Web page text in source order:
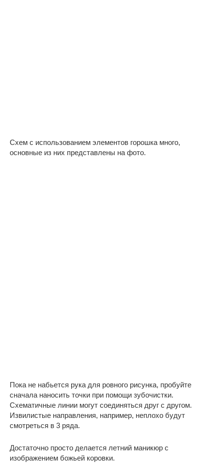
Схем с использованием элементов горошка много,
основные из них представлены на фото.
Пока не набьется рука для ровного рисунка, пробуйте
сначала наносить точки при помощи зубочистки.
Схематичные линии могут соединяться друг с другом.
Извилистые направления, например, неплохо будут
смотреться в 3 ряда.
Достаточно просто делается летний маникюр с
изображением божьей коровки.